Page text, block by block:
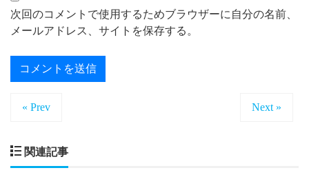
次回のコメントで使用するためブラウザーに自分の名前、
メールアドレス、サイトを保存する。
« Prev Next »
関連記事